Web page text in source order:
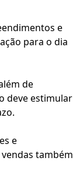
e
para o dia
de
deve estimular
e
também